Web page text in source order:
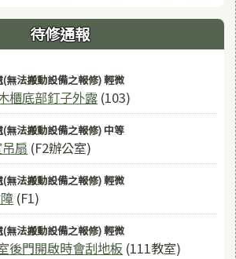
待修通報
無法搬動設備之報修) 輕微
櫃底部釘子外露 (103)
無法搬動設備之報修) 中等
扇 (F2辦公室)
無法搬動設備之報修) 輕微
(F1)
無法搬動設備之報修) 輕微
後門開啟時會刮地板 (111教室)